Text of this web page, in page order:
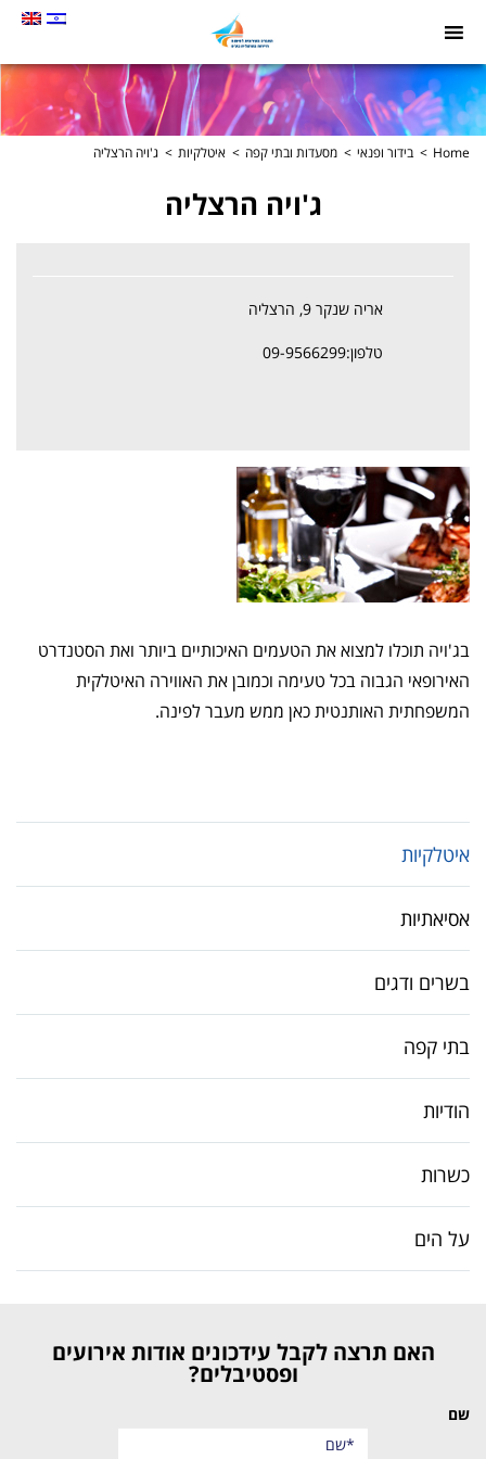
כקישור
לעמוד
הבית
Home בידור ופנאי מסעדות ובתי קפה איטלקיות ג'ויה הרצליה
ג'ויה הרצליה
אריה שנקר 9, הרצליה
טלפון:09-9566299
בג'ויה תוכלו למצוא את הטעמים האיכותיים ביותר ואת הסטנדרט
האירופאי הגבוה בכל טעימה וכמובן את האווירה האיטלקית
המשפחתית האותנטית כאן ממש מעבר לפינה.
איטלקיות
אסיאתיות
בשרים ודגים
בתי קפה
הודיות
כשרות
על הים
האם תרצה לקבל עידכונים אודות אירועים
ופסטיבלים?
שם